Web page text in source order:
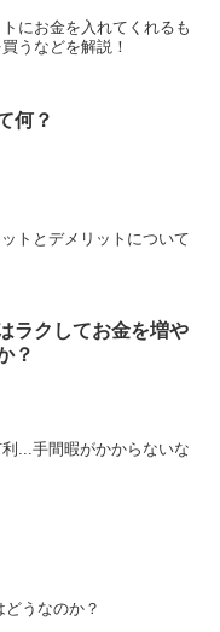
にお金を入れてくれるも
うなどを解説！
何？
トとデメリットについて
ラクしてお金を増や
？
...手間暇がかからないな
うなのか？